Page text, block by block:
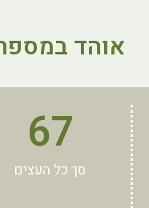
אוהד
67
סך כל העצים